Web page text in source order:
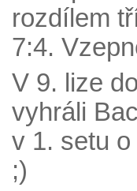
rozdílem
7:4.
V 9. lize
vyhráli
v 1. setu
;)